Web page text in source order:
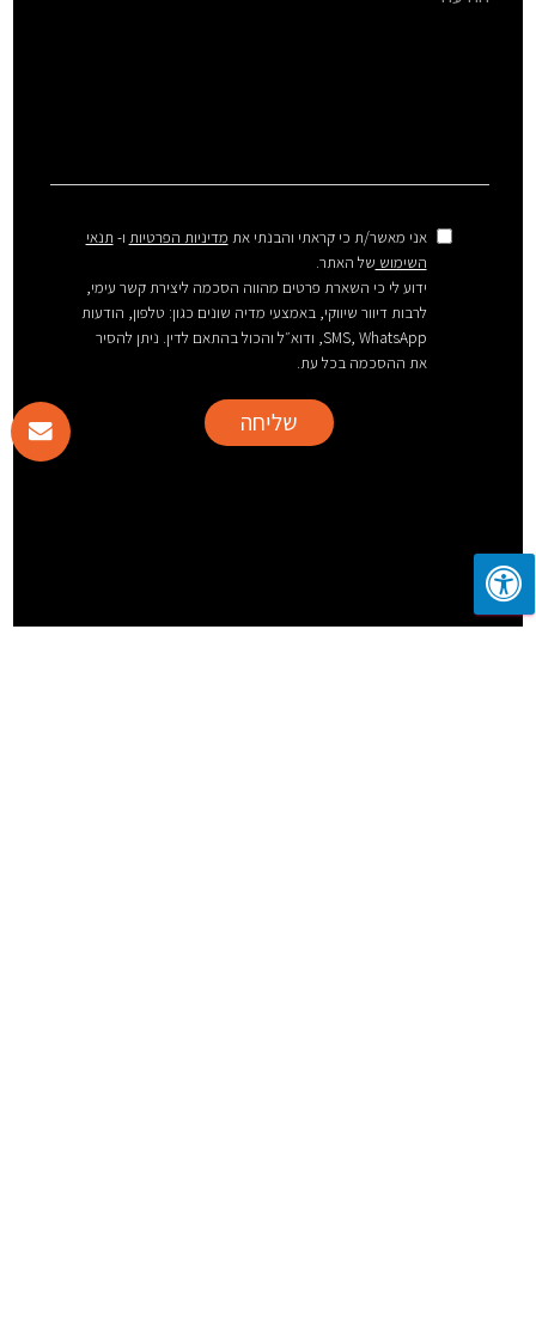
אני מאשר/ת כי קראתי והבנתי את מדיניות הפרטיות ו- תנאי
השימוש של האתר.
ידוע לי כי השארת פרטים מהווה הסכמה ליצירת קשר עימי,
לרבות דיוור שיווקי, באמצעי מדיה שונים כגון: טלפון, הודעות
SMS, WhatsApp, ודוא״ל והכול בהתאם לדין. ניתן להסיר
את ההסכמה בכל עת.